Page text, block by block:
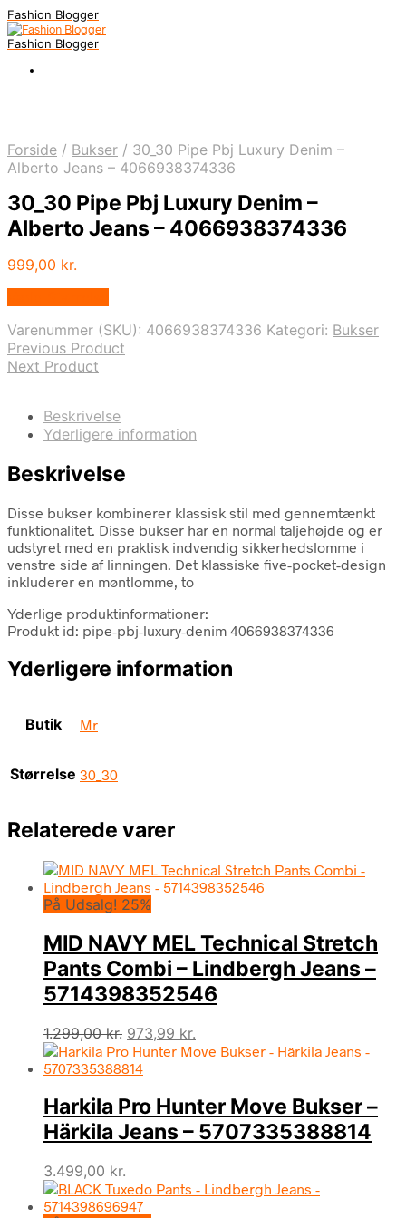
Fashion Blogger
Fashion Blogger
Forside / Bukser / 30_30 Pipe Pbj Luxury Denim –
Alberto Jeans – 4066938374336
30_30 Pipe Pbj Luxury Denim –
Alberto Jeans – 4066938374336
999,00 kr.
Varenummer (SKU): 4066938374336 Kategori: Bukser
Previous Product
Next Product
Beskrivelse
Yderligere information
Beskrivelse
Disse bukser kombinerer klassisk stil med gennemtænkt
funktionalitet. Disse bukser har en normal taljehøjde og er
udstyret med en praktisk indvendig sikkerhedslomme i
venstre side af linningen. Det klassiske five-pocket-design
inkluderer en møntlomme, to
Yderlige produktinformationer:
Produkt id: pipe-pbj-luxury-denim 4066938374336
Yderligere information
Butik Mr
Størrelse 30_30
Relaterede varer
På Udsalg! 25%
MID NAVY MEL Technical Stretch
Pants Combi – Lindbergh Jeans –
5714398352546
1.299,00kr. Den
oprindelige
pris
1.299,00 kr..
973,99 kr.
aktuelle
973,99 kr..
Harkila Pro Hunter Move Bukser –
Härkila Jeans – 5707335388814
3.499,00 kr.